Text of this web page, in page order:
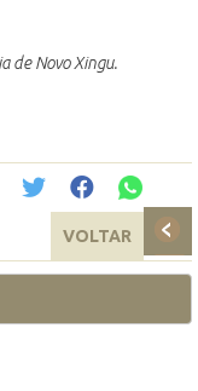
de Novo Xingu.
VOLTAR